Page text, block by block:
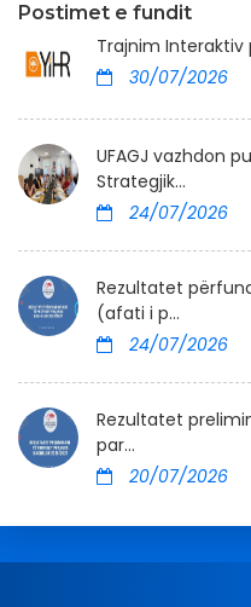
Postimet e fundit
Trajnim Interaktiv
30/07/2026
UFAGJ vazhdon
Strategjik...
24/07/2026
Rezultatet
(afati i p...
24/07/2026
Rezultatet
par...
20/07/2026